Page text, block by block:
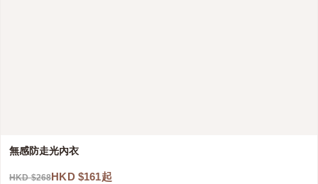
無感防走光內衣
HKD $268HKD $161起